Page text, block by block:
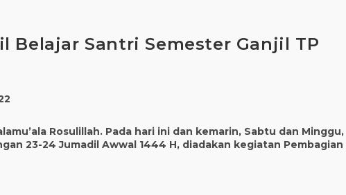
Belajar Santri Semester Ganjil TP
Rosulillah. Pada hari ini dan kemarin, Sabtu dan Minggu,
23-24 Jumadil Awwal 1444 H, diadakan kegiatan Pembagian